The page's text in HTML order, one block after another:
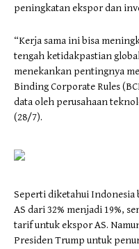
peningkatan ekspor dan
“Kerja sama ini bisa
tengah ketidakpastian
menekankan pentingnya
Binding Corporate Rules
data oleh perusahaan
(28/7).
Seperti diketahui
AS dari 32% menjadi 19%,
tarif untuk ekspor AS.
Presiden Trump untuk